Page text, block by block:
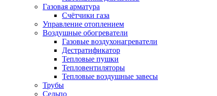
Газовая арматура
Счётчики газа
Управление отоплением
Воздушные обогреватели
Газовые воздухонагреватели
Дестратификатор
Тепловые пушки
Тепловентиляторы
Тепловые воздушные завесы
Трубы
Сельпо